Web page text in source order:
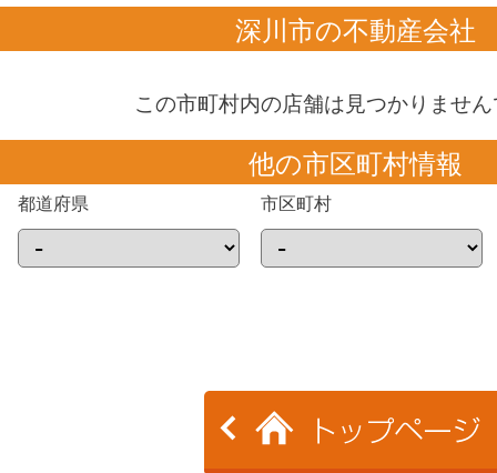
深川市の不動産会社
この市町村内の店舗は見つかりませ
他の市区町村情報
都道府県 市区町村